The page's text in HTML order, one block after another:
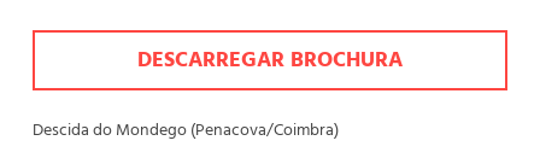
DESCARREGAR BROCHURA
Descida do Mondego (Penacova/Coimbra)